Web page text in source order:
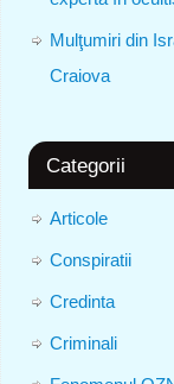
Mulţumiri din
Craiova
Categorii
Articole
Conspiratii
Credinta
Criminali